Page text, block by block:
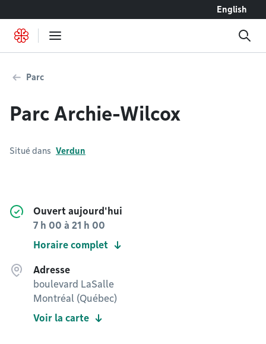
English
Parc
Parc Archie-Wilcox
Situé dans Verdun
Ouvert aujourd'hui
7 h 00 à 21 h 00
Horaire complet
Adresse
boulevard LaSalle
Montréal (Québec)
Voir la carte